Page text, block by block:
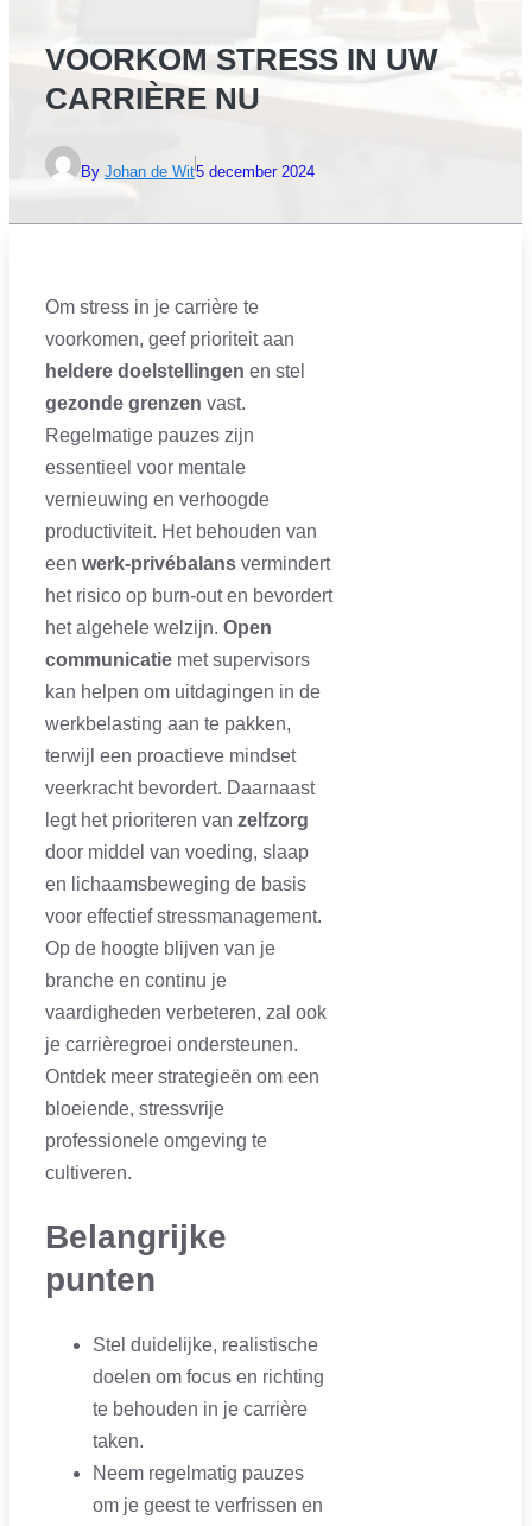
VOORKOM STRESS IN UW
CARRIÈRE NU
By Johan de Wit5 december 2024
Om stress in je carrière te
voorkomen, geef prioriteit aan
heldere doelstellingen en stel
gezonde grenzen vast.
Regelmatige pauzes zijn
essentieel voor mentale
vernieuwing en verhoogde
productiviteit. Het behouden van
een werk-privébalans vermindert
het risico op burn-out en bevordert
het algehele welzijn. Open
communicatie met supervisors
kan helpen om uitdagingen in de
werkbelasting aan te pakken,
terwijl een proactieve mindset
veerkracht bevordert. Daarnaast
legt het prioriteren van zelfzorg
door middel van voeding, slaap
en lichaamsbeweging de basis
voor effectief stressmanagement.
Op de hoogte blijven van je
branche en continu je
vaardigheden verbeteren, zal ook
je carrièregroei ondersteunen.
Ontdek meer strategieën om een
bloeiende, stressvrije
professionele omgeving te
cultiveren.
Belangrijke
punten
Stel duidelijke, realistische
doelen om focus en richting
te behouden in je carrière
taken.
Neem regelmatig pauzes
om je geest te verfrissen en